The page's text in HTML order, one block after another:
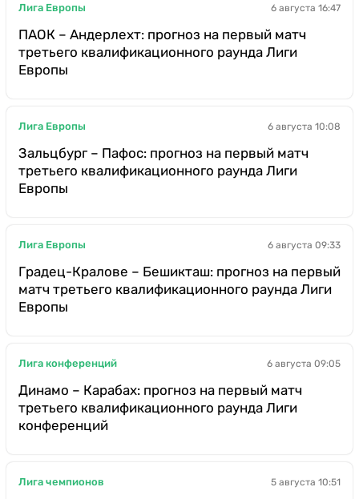
Лига Европы 6 августа 16:47
ПАОК – Андерлехт: прогноз на первый матч
третьего квалификационного раунда Лиги
Европы
Лига Европы 6 августа 10:08
Зальцбург – Пафос: прогноз на первый матч
третьего квалификационного раунда Лиги
Европы
Лига Европы 6 августа 09:33
Градец-Кралове – Бешикташ: прогноз на первый
матч третьего квалификационного раунда Лиги
Европы
Лига конференций 6 августа 09:05
Динамо – Карабах: прогноз на первый матч
третьего квалификационного раунда Лиги
конференций
Лига чемпионов 5 августа 10:51